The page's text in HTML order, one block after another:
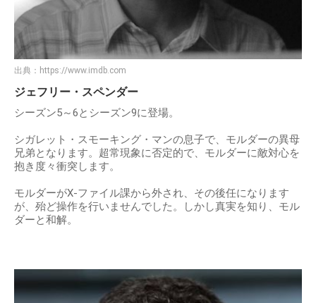
出典： https://www.imdb.com
ジェフリー・スペンダー
シーズン5～6とシーズン9に登場。
シガレット・スモーキング・マンの息子で、モルダーの異母
兄弟となります。超常現象に否定的で、モルダーに敵対心を
抱き度々衝突します。
モルダーがX-ファイル課から外され、その後任になります
が、殆ど操作を行いませんでした。しかし真実を知り、モル
ダーと和解。